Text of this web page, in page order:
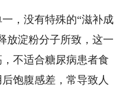
，没有特殊的“滋补成
放淀粉分子所致，这一
不适合糖尿病患者食
饱腹感差，常导致人